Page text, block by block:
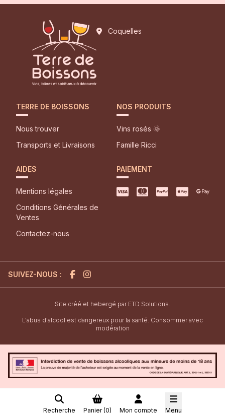
Recherche Panier (0) Mon compte Menu
Coquelles
TERRE DE BOISSONS
Nous trouver
Transports et Livraisons
NOS PRODUITS
Vins rosés 🌞
Famille Ricci
AIDES
Mentions légales
Conditions Générales de
Ventes
Contactez-nous
PAIEMENT
SUIVEZ-NOUS :
Site créé et hebergé parl'agence de création de site
ETD Solutions.
L'abus d'alcool est dangereux pour la santé. Consommer avec
modération